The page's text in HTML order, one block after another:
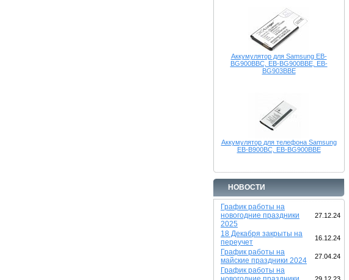
Аккумулятор для Samsung EB-
BG900BBC, EB-BG900BBE, EB-
BG903BBE
Аккумулятор для телефона Samsung
EB-B900BC, EB-BG900BBE
НОВОСТИ
График работы на
новогодние праздники
2025
27.12.24
18 Декабря закрыты на
переучет
16.12.24
График работы на
майские праздники 2024
27.04.24
График работы на